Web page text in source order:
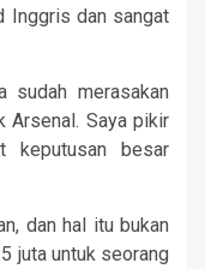
Inggris dan sangat
sudah merasakan
Arsenal. Saya pikir
keputusan besar
dan hal itu bukan
juta untuk seorang